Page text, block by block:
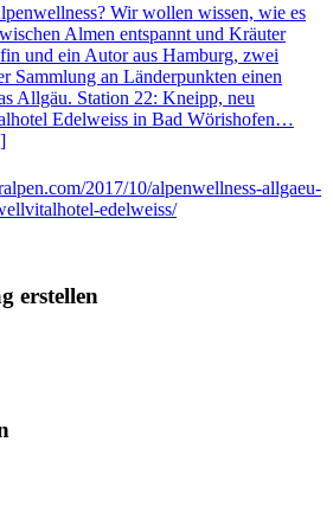
Wir wollen wissen, wie es
Almen entspannt und Kräuter
und ein Autor aus Hamburg, zwei
Sammlung an Länderpunkten einen
Allgäu. Station 22: Kneipp, neu
Edelweiss in Bad Wörishofen…
2017/10/alpenwellness-allgaeu-
edelweiss/
erstellen